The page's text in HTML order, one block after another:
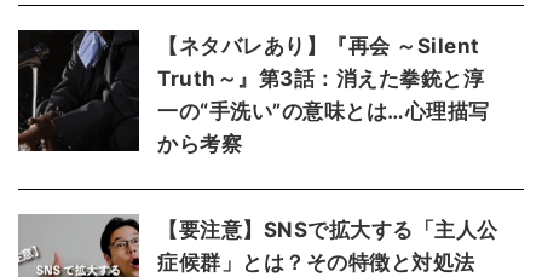
【ネタバレあり】『再会 ～Silent
Truth～』第3話：消えた拳銃と淳
一の“手洗い”の意味とは…心理描写
から考察
【要注意】SNSで拡大する「主人公
症候群」とは？その特徴と対処法